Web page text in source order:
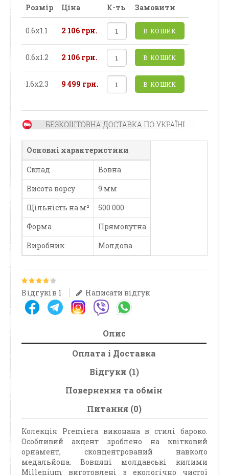
Розмір Ціна К-ть Замовити
0.6х1.1 2 106 грн. В КОШИК
0.6х1.2 2 106 грн. В КОШИК
1.6х2.3 9 499 грн. В КОШИК
Основні характеристики
Склад
Вовна
Висота ворсу
9 мм
Щільність на м²
500 000
Форма
Прямокутна
Виробник
Молдова
Відгуків 1 Написати відгук
Опис
Оплата і Доставка
Відгуки (1)
Повернення та обмін
Питання (0)
Колекція Premiera виконана в стилі бароко.
Особливий акцент зроблено на квітковий
орнамент, сконцентрований навколо
медальйона. Вовняні молдавські килими
Millenium виготовлені з екологічно чистої